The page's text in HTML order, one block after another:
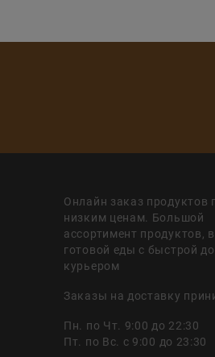
Онлайн заказ продуктов
низким ценам. Большой
ассортимент продуктов,
готовой еды с быстрой
курьером
Заказы на доставку
Пн. по Чт. 9:00 до 22:30
Пт. по Вс. с 9:00 до 23:30